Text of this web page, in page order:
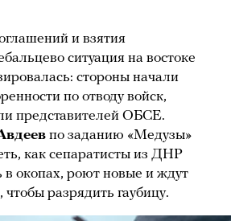
и взятия
ситуация на востоке
стороны начали
по отводу войск,
представителей ОБСЕ.
по заданию «Медузы»
как сепаратисты из ДНР
окопах, роют новые и ждут
разрядить гаубицу.